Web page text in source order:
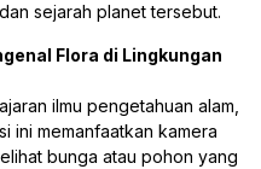
sejarah planet tersebut.
Flora di Lingkungan
ilmu pengetahuan alam,
ini memanfaatkan kamera
bunga atau pohon yang